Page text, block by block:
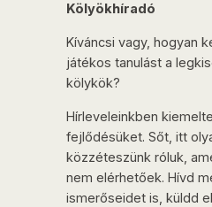
Kölyökhíradó
Kíváncsi vagy, hogyan
játékos tanulást a
kölykök?
Hírleveleinkben
fejlődésüket. Sőt, itt
közzéteszünk róluk,
nem elérhetőek. Hívd
ismerőseidet is, küldd